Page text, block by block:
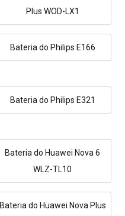
Plus WOD-LX1
Bateria do Philips E166
Bateria do Philips E321
Bateria do Huawei Nova 6
WLZ-TL10
Bateria do Huawei Nova Plus